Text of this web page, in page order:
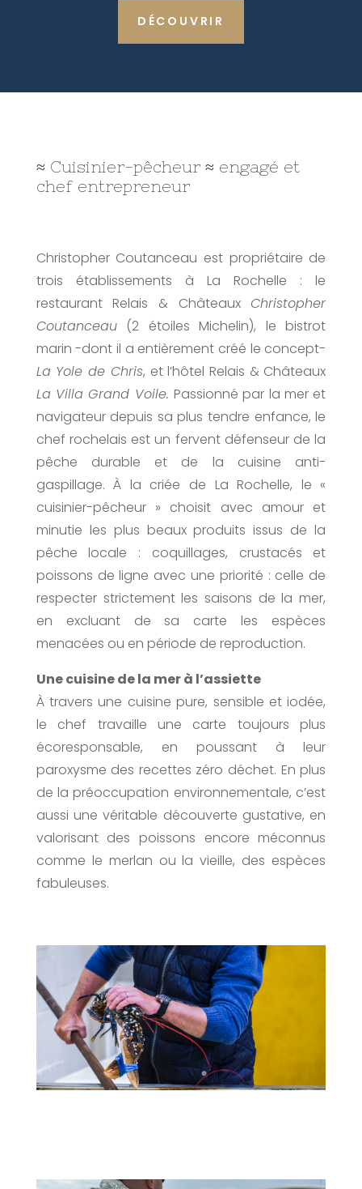
DÉCOUVRIR
≈ Cuisinier-pêcheur ≈ engagé et
chef entrepreneur
Christopher Coutanceau est propriétaire de
trois établissements à La Rochelle : le
restaurant Relais & Châteaux Christopher
Coutanceau(2 étoiles Michelin), le bistrot
marin -dont il a entièrement créé le concept-
La Yole de Chris, et l’hôtel Relais & Châteaux
La Villa Grand Voile. Passionné par la mer et
navigateur depuis sa plus tendre enfance, le
chef rochelais est un fervent défenseur de la
pêche durable et de la cuisine anti-
gaspillage. À la criée de La Rochelle, le «
cuisinier-pêcheur » choisit avec amour et
minutie les plus beaux produits issus de la
pêche locale : coquillages, crustacés et
poissons de ligne avec une priorité : celle de
respecter strictement les saisons de la mer,
en excluant de sa carte les espèces
menacées ou en période de reproduction.
Une cuisine de la mer à l’assiette
À travers une cuisine pure, sensible et iodée,
le chef travaille une carte toujours plus
écoresponsable, en poussant à leur
paroxysme des recettes zéro déchet. En plus
de la préoccupation environnementale, c’est
aussi une véritable découverte gustative, en
valorisant des poissons encore méconnus
comme le merlan ou la vieille, des espèces
fabuleuses.